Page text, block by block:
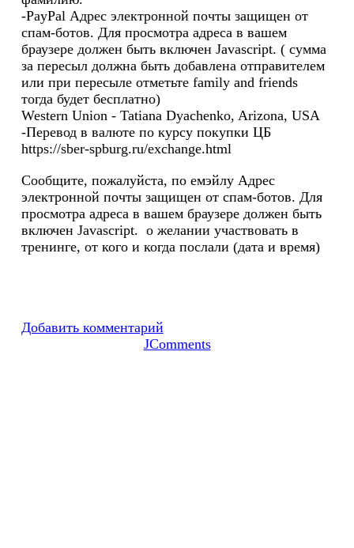
-PayPal Адрес электронной почты защищен от
спам-ботов. Для просмотра адреса в вашем
браузере должен быть включен Javascript. ( сумма
за пересыл должна быть добавлена отправителем
или при пересыле отметьте family and friends
тогда будет бесплатно)
Western Union - Tatiana Dyachenko, Arizona, USA
-Перевод в валюте по курсу покупки ЦБ
https://sber-spburg.ru/exchange.html
Сообщите, пожалуйста, по емэйлу Адрес
электронной почты защищен от спам-ботов. Для
просмотра адреса в вашем браузере должен быть
включен Javascript. о желании участвовать в
тренинге, от кого и когда послали (дата и время)
Добавить комментарий
JComments